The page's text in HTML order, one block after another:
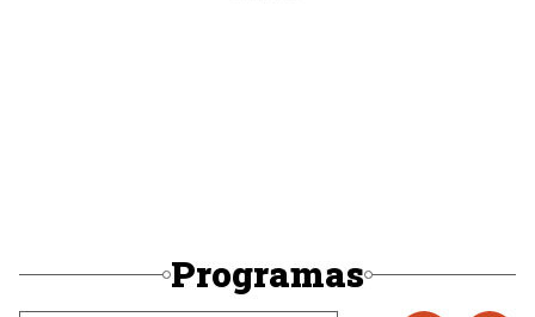
Programas